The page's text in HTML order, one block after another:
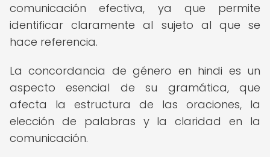
comunicación efectiva, ya que permite
identificar claramente al sujeto al que se
hace referencia.
La concordancia de género en hindi es un
aspecto esencial de su gramática, que
afecta la estructura de las oraciones, la
elección de palabras y la claridad en la
comunicación.